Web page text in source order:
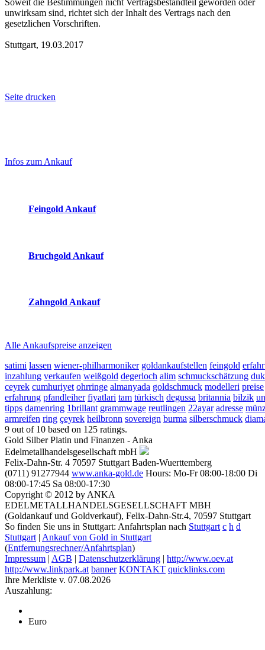
unwirksam sind, richtet sich der Inhalt des Vertrags nach den
gesetzlichen Vorschriften.
Stuttgart, 19.03.2017
Seite drucken
Sidebar
Infos zum Ankauf
Feingold Ankauf
Bruchgold Ankauf
Zahngold Ankauf
Alle Ankaufspreise anzeigen
satimi lassen wiener-philharmoniker goldankaufstellen feingold
inzahlung verkaufen weißgold degerloch alim schmuckschätzung
ceyrek cumhuriyet ohrringe almanyada goldschmuck modelleri preise
erfahrung pfandleiher fiyatlari tam türkisch degussa britannia bilzik
tipps damenring 1brillant grammwage reutlingen 22ayar adresse
armreifen ring çeyrek heilbronn sovereign burma silberschmuck
9 out of 10 based on 125 ratings.
Gold Silber Platin und Finanzen - Anka
Edelmetallhandelsgesellschaft mbH
Felix-Dahn-Str. 4 70597 Stuttgart Baden-Wuerttemberg
(0711) 91277944 www.anka-gold.de Hours: Mo-Fr 08:00-18:00 Di
08:00-17:45 Sa 08:00-17:30
Copyright © 2012 by ANKA
EDELMETALLHANDELSGESELLSCHAFT MBH
(Goldankauf und Goldverkauf), Felix-Dahn-Str.4, 70597 Stuttgart
So finden Sie uns in Stuttgart: Anfahrtsplan nach Stuttgart c h d
Stuttgart| Ankauf von Gold in Stuttgart
(Entfernungsrechner/Anfahrtsplan)
Impressum | AGB | Datenschutzerklärung | http://www.oev.at
http://www.linkpark.at banner KONTAKT quicklinks.com
Ihre Merkliste v. 07.08.2026
Auszahlung:
Euro